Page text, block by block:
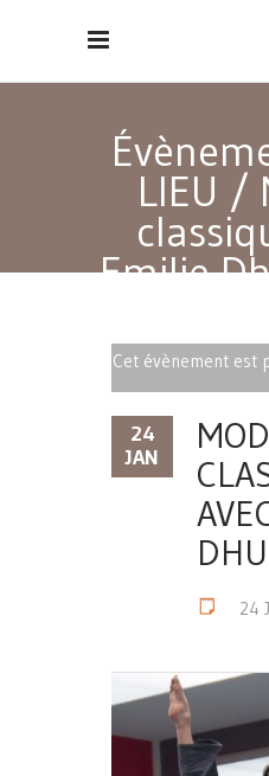
LIEU /
Emilie
Cet évènement est
24
JAN
24